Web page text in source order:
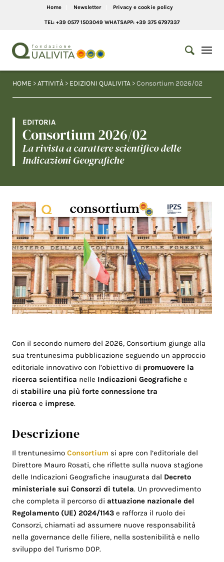
Home Newsletter Privacy e cookie policy
TEL: +39 0577 1503049 WHATSAPP: +39 375 6797337
HOME >ATTIVITÀ > EDIZIONI QUALIVITA > Consortium 2026/02
EDITORIA
Consortium 2026/02
La rivista a carattere scientifico delle
Indicazioni Geografiche
Con il secondo numero del 2026, Consortium giunge alla
sua trentunesima pubblicazione seguendo un approccio
editoriale innovativo con l’obiettivo di promuovere la
ricerca scientifica nelle Indicazioni Geografichee
di stabilire una più forte connessione tra
ricerca e imprese.
Descrizione
Il trentunesimoConsortium si apre con l’editoriale del
Direttore Mauro Rosati, che riflette sulla nuova stagione
delle Indicazioni Geografiche inaugurata dal Decreto
ministeriale sui Consorzi di tutela. Un provvedimento
che completa il percorso diattuazione nazionale del
Regolamento (UE) 2024/1143 e rafforza il ruolo dei
Consorzi, chiamati ad assumere nuove responsabilità
nella governance delle filiere, nella sostenibilità e nello
sviluppo del Turismo DOP.